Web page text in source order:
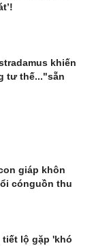
khiến
tư thế..."sẵn
giáp khôn
cónguồn thu
lộ gặp 'khó